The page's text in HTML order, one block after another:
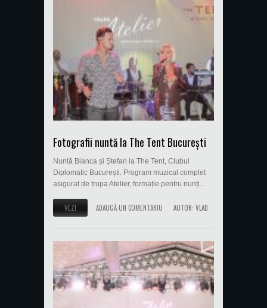
Fotografii nuntă la The Tent București
Nuntă Bianca și Ștefan la The Tent, Clubul
Diplomatic București. Program muzical complet
asigurat de trupa Atelier, formație pentru nunți...
VEZI ADAUGĂ UN COMENTARIU AUTOR: VLAD